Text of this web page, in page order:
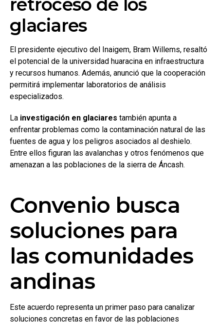
glaciares
El presidente ejecutivo del Inaigem, Bram Willems, resaltó
el potencial de la universidad huaracina en infraestructura
y recursos humanos. Además, anunció que la cooperación
permitirá implementar laboratorios de análisis
especializados.
La investigación en glaciares también apunta a
enfrentar problemas como la contaminación natural de las
fuentes de agua y los peligros asociados al deshielo.
Entre ellos figuran las avalanchas y otros fenómenos que
amenazan a las poblaciones de la sierra de Áncash.
Convenio busca
soluciones para
las comunidades
andinas
Este acuerdo representa un primer paso para canalizar
soluciones concretas en favor de las poblaciones